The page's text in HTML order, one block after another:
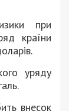
при
країни
уряду
внесок